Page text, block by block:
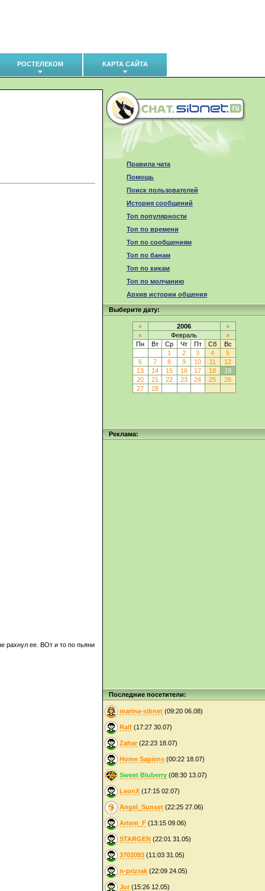
РОСТЕЛЕКОМ КАРТА САЙТА
рахнул ее. ВОт и то по пьяни
Правила чата
Помощь
Поиск пользователей
История сообщений
Топ популярности
Топ по времени
Топ по сообщениям
Топ по банам
Топ по кикам
Топ по молчанию
Архив истории общения
Выберите дату:
« 2006
»
«
Февраль
»
Пн
Вт Ср Чт Пт Сб
Вс
1
2 3 4
5
6
7 8 9 10 11
12
13
14 15 16 17 18
19
20
21 22 23 24 25
26
27
28
Реклама:
Последние посетители:
marina-sibnet (09:20 06.08)
Ralf (17:27 30.07)
Zahar (22:23 18.07)
Home Sapiens (00:22 18.07)
Sweet Bluberry (08:30 13.07)
LeonX (17:15 02.07)
Angel_Sunset (22:25 27.06)
Artem_F (13:15 09.06)
STARGEN (22:01 31.05)
3702093 (11:03 31.05)
n-prizrak (22:09 24.05)
Jur (15:26 12.05)